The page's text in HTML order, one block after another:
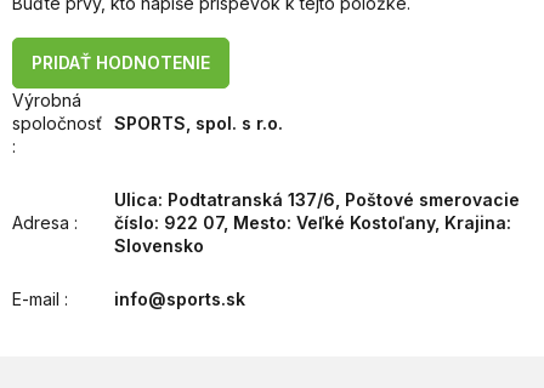
PRIDAŤ HODNOTENIE
Výrobná
spoločnosť
:
SPORTS, spol. s r.o.
Adresa :
Ulica: Podtatranská 137/6, Poštové smerovacie
číslo: 922 07, Mesto: Veľké Kostoľany, Krajina:
Slovensko
E-mail : info@sports.sk